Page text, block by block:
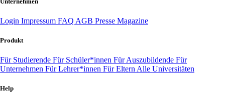
Login Impressum FAQ AGB Presse Magazine
Produkt
Für Studierende Für Schüler*innen Für Auszubildende Für
Unternehmen Für Lehrer*innen Für Eltern Alle Universitäten
Help